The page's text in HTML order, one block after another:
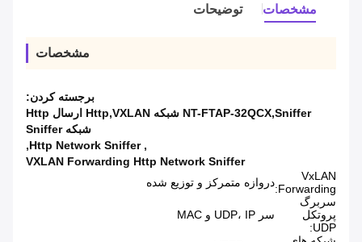
مشخصات توضیحات
مشخصات
برجسته کردن:
NT-FTAP-32QCX,Sniffer شبکه Http,VXLAN ارسال Http
شبکه Sniffer
,
Http Network Sniffer
,
VXLAN Forwarding Http Network Sniffer
VxLAN
Forwarding: دروازه متمرکز و توزیع شده
سربرگ
پروتکل
UDP:
سر UDP، IP و MAC